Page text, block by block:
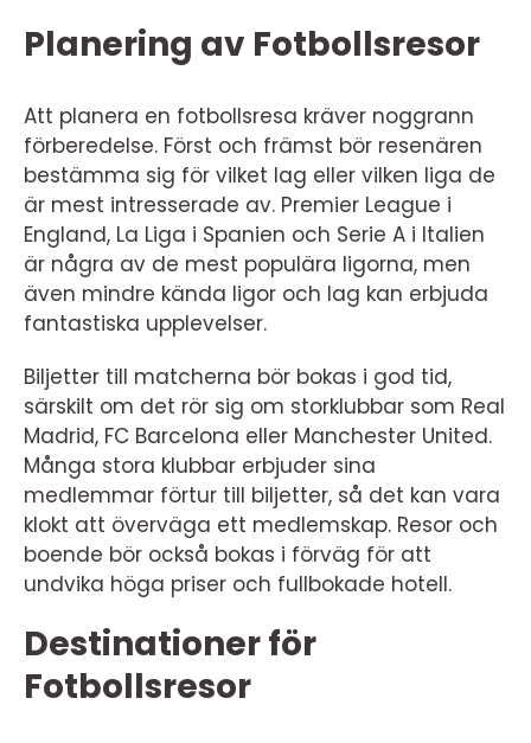
Planering av Fotbollsresor
Att planera en fotbollsresa kräver noggrann
förberedelse. Först och främst bör resenären
bestämma sig för vilket lag eller vilken liga de
är mest intresserade av. Premier League i
England, La Liga i Spanien och Serie A i Italien
är några av de mest populära ligorna, men
även mindre kända ligor och lag kan erbjuda
fantastiska upplevelser.
Biljetter till matcherna bör bokas i god tid,
särskilt om det rör sig om storklubbar som Real
Madrid, FC Barcelona eller Manchester United.
Många stora klubbar erbjuder sina
medlemmar förtur till biljetter, så det kan vara
klokt att överväga ett medlemskap. Resor och
boende bör också bokas i förväg för att
undvika höga priser och fullbokade hotell.
Destinationer för
Fotbollsresor